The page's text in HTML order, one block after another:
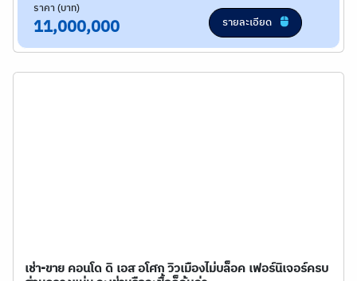
ราคา (บาท)
11,000,000 รายละเอียด
เช่า-ขาย คอนโด ดิ เอส อโศก วิวเมืองไม่บล็อค เฟอร์นิเจอร์ครบ